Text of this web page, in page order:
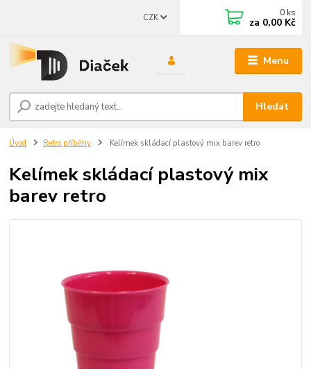
Menu
CZK
Hledat
0 ks
za 0,00 Kč
Úvod Retro příběhy Kelímek skládací plastový mix barev retro
Kelímek skládací plastový mix
barev retro